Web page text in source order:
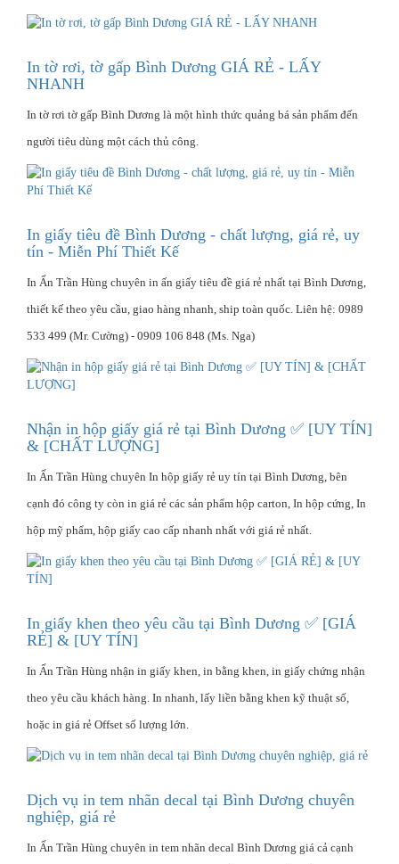
In tờ rơi, tờ gấp Bình Dương GIÁ RẺ - LẤY
NHANH
In tờ rơi tờ gấp Bình Dương là một hình thức quảng bá sản phẩm đến
người tiêu dùng một cách thủ công.
In giấy tiêu đề Bình Dương - chất lượng, giá rẻ, uy
tín - Miễn Phí Thiết Kế
In Ấn Trần Hùng chuyên in ấn giấy tiêu đề giá rẻ nhất tại Bình Dương,
thiết kế theo yêu cầu, giao hàng nhanh, ship toàn quốc. Liên hệ: 0989
533 499 (Mr. Cường) - 0909 106 848 (Ms. Nga)
Nhận in hộp giấy giá rẻ tại Bình Dương ✅ [UY TÍN]
& [CHẤT LƯỢNG]
In Ấn Trần Hùng chuyên In hộp giấy rẻ uy tín tại Bình Dương, bên
cạnh đó công ty còn in giá rẻ các sản phẩm hộp carton, In hộp cứng, In
hộp mỹ phẩm, hộp giấy cao cấp nhanh nhất với giá rẻ nhất.
In giấy khen theo yêu cầu tại Bình Dương ✅ [GIÁ
RẺ] & [UY TÍN]
In Ấn Trần Hùng nhận in giấy khen, in bằng khen, in giấy chứng nhận
theo yêu cầu khách hàng. In nhanh, lấy liền bằng khen kỹ thuật số,
hoặc in giá rẻ Offset số lượng lớn.
Dịch vụ in tem nhãn decal tại Bình Dương chuyên
nghiệp, giá rẻ
In Ấn Trần Hùng chuyên in tem nhãn decal Bình Dương giá cả cạnh